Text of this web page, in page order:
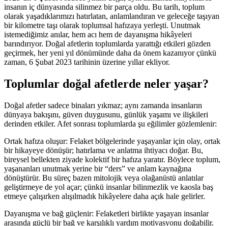
insanın iç dünyasında silinmez bir parça oldu. Bu tarih, toplum
olarak yaşadıklarımızı hatırlatan, anlamlandıran ve geleceğe taşıyan
bir kilometre taşı olarak toplumsal hafızaya yerleşti. Unutmak
istemediğimiz anılar, hem acı hem de dayanışma hikâyeleri
barındırıyor. Doğal afetlerin toplumlarda yarattığı etkileri gözden
geçirmek, her yeni yıl dönümünde daha da önem kazanıyor çünkü
zaman, 6 Şubat 2023 tarihinin üzerine yıllar ekliyor.
Toplumlar doğal afetlerde neler yaşar?
Doğal afetler sadece binaları yıkmaz; aynı zamanda insanların
dünyaya bakışını, güven duygusunu, günlük yaşamı ve ilişkileri
derinden etkiler. Afet sonrası toplumlarda şu eğilimler gözlemlenir:
Ortak hafıza oluşur: Felaket bölgelerinde yaşayanlar için olay, ortak
bir hikayeye dönüşür; hatırlama ve anlatma ihtiyacı doğar. Bu,
bireysel bellekten ziyade kolektif bir hafıza yaratır. Böylece toplum,
yaşananları unutmak yerine bir “ders” ve anlam kaynağına
dönüştürür. Bu süreç bazen mitolojik veya olağanüstü anlatılar
geliştirmeye de yol açar; çünkü insanlar bilinmezlik ve kaosla baş
etmeye çalışırken alışılmadık hikâyelere daha açık hale gelirler.
Dayanışma ve bağ güçlenir: Felaketleri birlikte yaşayan insanlar
arasında güçlü bir bağ ve karşılıklı yardım motivasyonu doğabilir.